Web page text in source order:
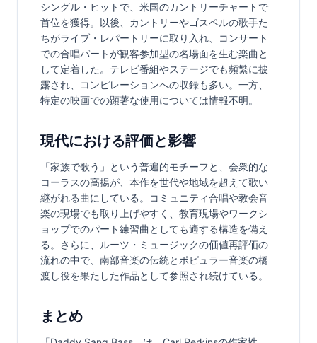
シングル・ヒットで、米国のカントリーチャートで
首位を獲得。以後、カントリーやゴスペルの歌手た
ちがライブ・レパートリーに取り入れ、コンサート
での合唱パートが観客参加型の名場面を生む楽曲と
して定着した。テレビ番組やステージでも頻繁に披
露され、コンピレーションへの収録も多い。一方、
特定の映画での顕著な使用については情報不明。
現代における評価と影響
「家族で歌う」という普遍的モチーフと、会衆的な
コーラスの高揚が、本作を世代や地域を超えて歌い
継がれる曲にしている。コミュニティ合唱や教会音
楽の現場でも取り上げやすく、教育現場やワークシ
ョップでのパート練習曲としても適する構造を備え
る。さらに、ルーツ・ミュージックの価値再評価の
流れの中で、南部音楽の伝統とポピュラー音楽の橋
渡し役を果たした作品として参照され続けている。
まとめ